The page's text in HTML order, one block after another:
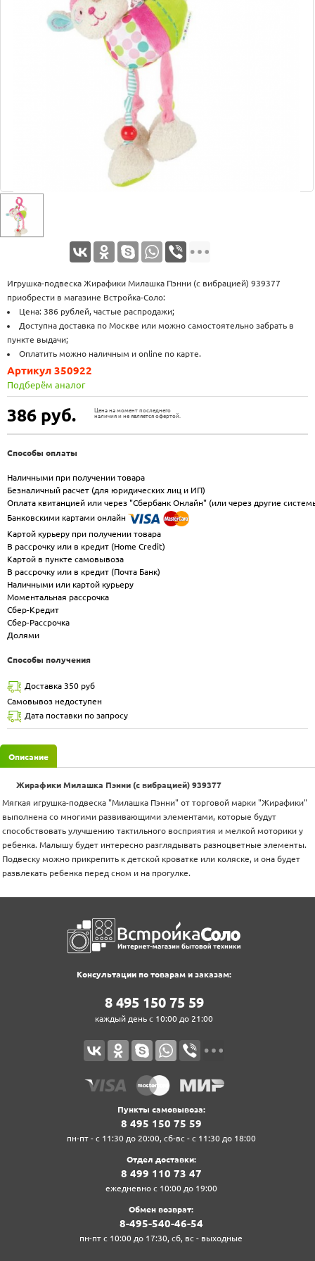
Игрушка-подвеска Жирафики Милашка Пэнни (с вибрацией) 939377
приобрести в магазине Встройка-Соло:
Цена: 386 рублей, частые распродажи;
Доступна доставка по Москве или можно самостоятельно забрать в
пункте выдачи;
Оплатить можно наличным и online по карте.
386 руб.
Цена на момент последнего
наличия и не является офертой.
Артикул 350922
Подберём аналог
Способы оплаты
Наличными при получении товара
Безналичный расчет (для юридических лиц и ИП)
Оплата квитанцией или через "Сбербанк Онлайн" (или через другие
Банковскими картами онлайн
Картой курьеру при получении товара
В рассрочку или в кредит (Home Credit)
Картой в пункте самовывоза
В рассрочку или в кредит (Почта Банк)
Наличными или картой курьеру
Моментальная рассрочка
Сбер-Кредит
Сбер-Рассрочка
Долями
Способы получения
Доставка 350 руб
Самовывоз недоступен
Дата поставки по запросу
Описание
Жирафики Милашка Пэнни (с вибрацией) 939377
Мягкая игрушка-подвеска "Милашка Пэнни" от торговой марки "Жирафики"
выполнена со многими развивающими элементами, которые будут
способствовать улучшению тактильного восприятия и мелкой моторики у
ребенка. Малышу будет интересно разглядывать разноцветные элементы.
Подвеску можно прикрепить к детской кроватке или коляске, и она будет
развлекать ребенка перед сном и на прогулке.
Консультации по товарам и заказам:
8‍ 4‍9‍5‍ 1‍5‍0‍ 7‍5‍ 5‍9‍
каждый день с 10:00 до 21:00
Пункты самовывоза:
8‍ 4‍9‍5‍ 1‍5‍0‍ 7‍5‍ 5‍9‍
пн-пт - с 11:30 до 20:00, сб-вс - с 11:30 до 18:00
Отдел доставки:
8‍ 4‍9‍9‍ 1‍1‍0‍ 7‍3‍ 4‍7‍
ежедневно с 10:00 до 19:00
Обмен возврат:
8‍-4‍9‍5‍-5‍4‍0‍-4‍6‍-5‍4‍
пн-пт с 10:00 до 17:30, сб, вс - выходные